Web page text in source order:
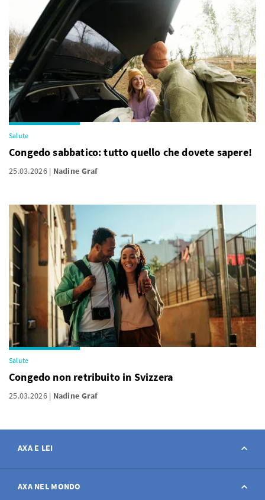
Salute
Congedo sabbatico: tutto quello che dovete sapere!
25.03.2026 Nadine Graf
Salute
Congedo non retribuito in Svizzera
25.03.2026 Nadine Graf
AXA E LEI
Contatto
AXA NEL MONDO